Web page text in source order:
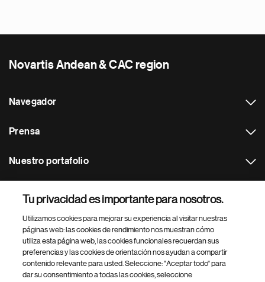
Novartis Andean & CAC region
Navegador
Prensa
Nuestro portafolio
Footer Site Search
Tu privacidad es importante para nosotros.
Utilizamos cookies para mejorar su experiencia al visitar nuestras
páginas web: las cookies de rendimiento nos muestran cómo
utiliza esta página web, las cookies funcionales recuerdan sus
preferencias y las cookies de orientación nos ayudan a compartir
contenido relevante para usted. Seleccione: "Aceptar todo" para
dar su consentimiento a todas las cookies, seleccione